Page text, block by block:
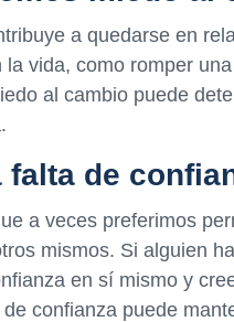
a quedarse en
la vida, como romper
al cambio puede
falta de
a veces preferimos
mismos. Si alguien
en sí mismo y
confianza puede